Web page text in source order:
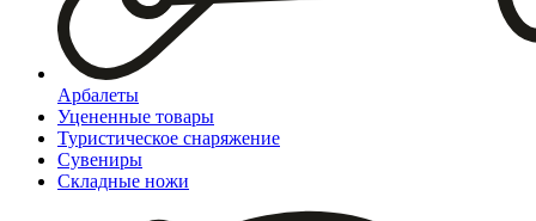
Арбалеты
Уцененные товары
Туристическое снаряжение
Сувениры
Складные ножи